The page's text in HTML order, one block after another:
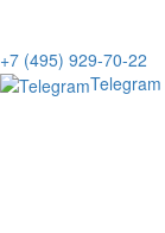
+7 (495) 929-70-22
Telegram